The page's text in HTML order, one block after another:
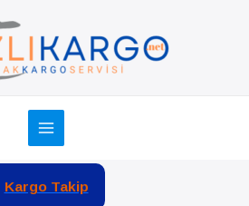
Kargo Takip